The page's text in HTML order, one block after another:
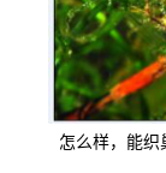
怎么样，能